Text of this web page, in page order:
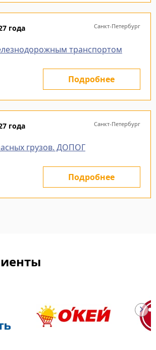
года Санкт-Петербург
транспортом
Подробнее
года Санкт-Петербург
грузов. ДОПОГ
Подробнее